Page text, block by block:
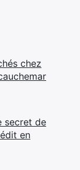
chez
secret de
en